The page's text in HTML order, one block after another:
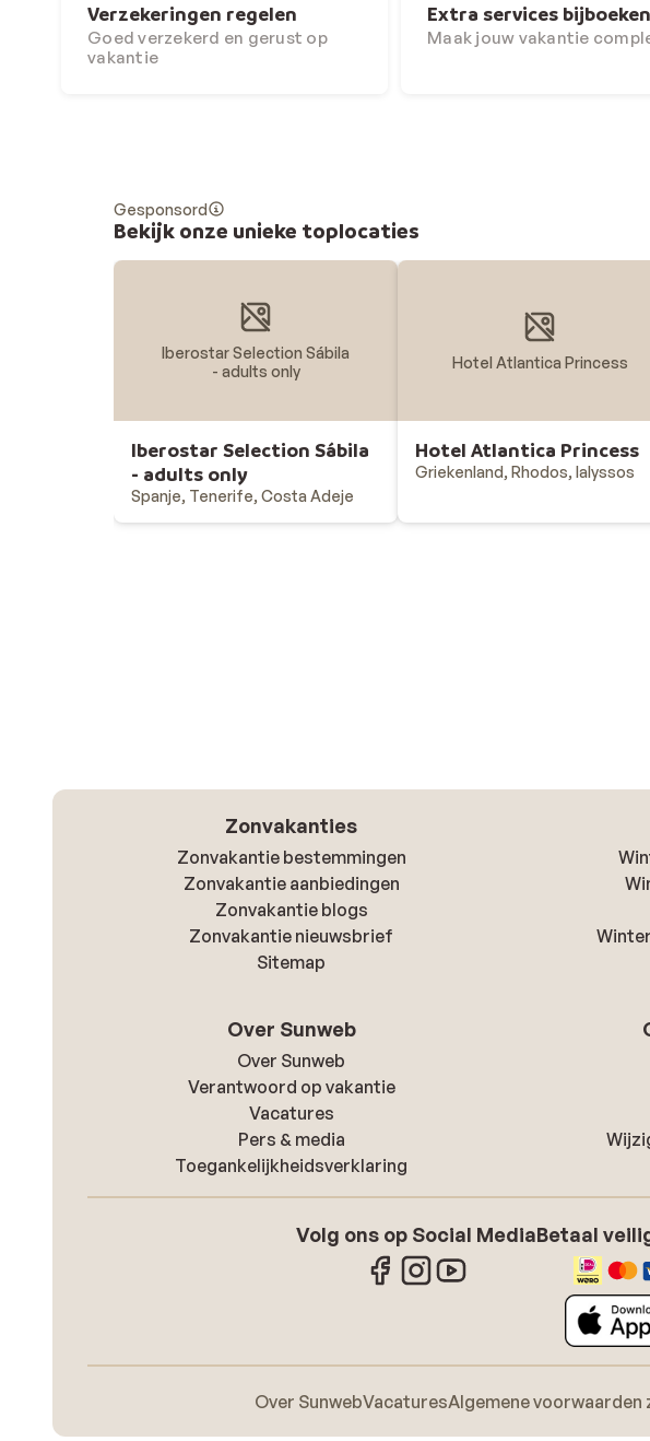
Verzekeringen regelen
Goed verzekerd en gerust op
vakantie
Extra services bijboeken
Maak jouw vakantie
Gesponsord
Bekijk onze unieke toplocaties
Iberostar Selection Sábila
- adults only
Iberostar Selection Sábila
- adults only
Spanje, Tenerife, Costa Adeje
Hotel Atlantica Princess
Hotel Atlantica Princess
Griekenland, Rhodos, Ialyssos
Zonvakanties
Zonvakantie bestemmingen
Zonvakantie aanbiedingen
Zonvakantie blogs
Zonvakantie nieuwsbrief
Sitemap
Over Sunweb
Over Sunweb
Verantwoord op vakantie
Vacatures
Pers & media
Toegankelijkheidsverklaring
Volg ons op Social MediaBetaal
Over SunwebVacaturesAlgemene voorwaarden